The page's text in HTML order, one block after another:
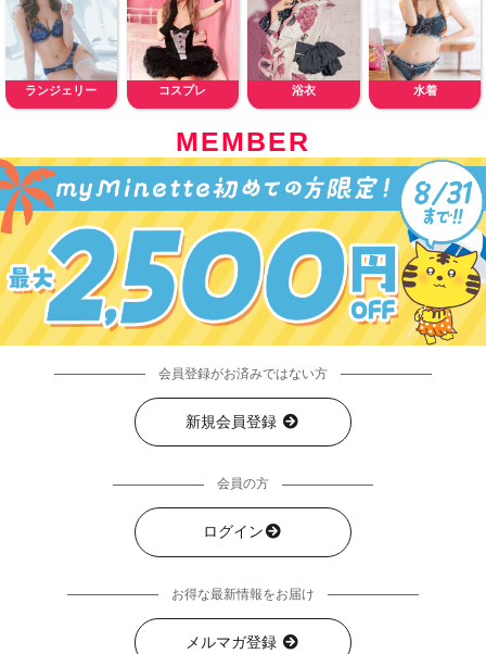
ランジェリー コスプレ 浴衣 水着
MEMBER
会員登録がお済みではない方
新規会員登録
会員の方
ログイン
お得な最新情報をお届け
メルマガ登録